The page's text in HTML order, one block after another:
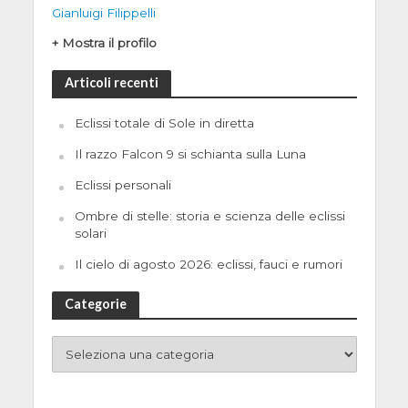
Gianluigi Filippelli
+ Mostra il profilo
Articoli recenti
Eclissi totale di Sole in diretta
Il razzo Falcon 9 si schianta sulla Luna
Eclissi personali
Ombre di stelle: storia e scienza delle eclissi
solari
Il cielo di agosto 2026: eclissi, fauci e rumori
Categorie